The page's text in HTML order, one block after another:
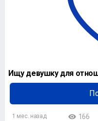
Ищу девушку для
1 мес. назад 166